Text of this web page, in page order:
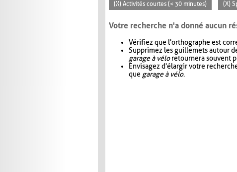
(X) Activités courtes (< 30 minutes) (X)
Votre recherche n'a donné aucun
Vérifiez que l'orthographe est
Supprimez les guillemets autour
garage à véloretournera souvent
Envisagez d'élargir votre
que garage à vélo.